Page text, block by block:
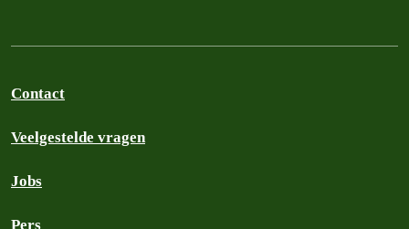
Contact
Veelgestelde vragen
Jobs
Pers